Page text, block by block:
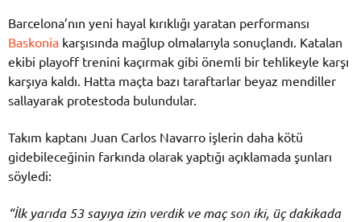
Barcelona’nın yeni hayal kırıklığı yaratan performansı
Baskonia karşısında mağlup olmalarıyla sonuçlandı. Katalan
ekibi playoff trenini kaçırmak gibi önemli bir tehlikeyle karşı
karşıya kaldı. Hatta maçta bazı taraftarlar beyaz mendiller
sallayarak protestoda bulundular.
Takım kaptanı Juan Carlos Navarro işlerin daha kötü
gidebileceğinin farkında olarak yaptığı açıklamada şunları
söyledi:
“İlk yarıda 53 sayıya izin verdik ve maç son iki, üç dakikada